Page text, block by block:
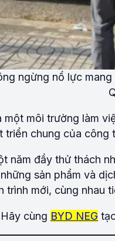
ngừng nổ lực
một môi trường làm
triển chung của công
năm đầy thử thách
sản phẩm và
trình mới, cùng
cùng BYD NEG